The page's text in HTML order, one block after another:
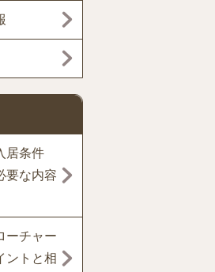
居条件
要な内容
ーチャー
ントと相